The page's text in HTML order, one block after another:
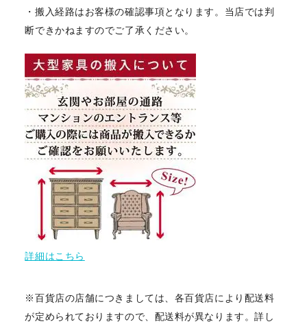
・搬入経路はお客様の確認事項となります。当店では判
断できかねますのでご了承ください。
詳細はこちら
※百貨店の店舗につきましては、各百貨店により配送料
が定められておりますので、配送料が異なります。詳し